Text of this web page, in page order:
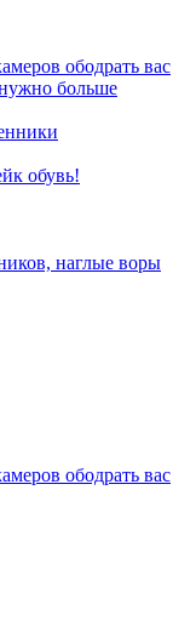
ободрать вас
больше
обувь!
наглые воры
ободрать вас